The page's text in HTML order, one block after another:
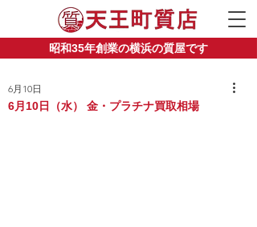
昭和35年創業の横浜の質屋です
6月10日（水） 金・プラチナ買取相場
6月10日